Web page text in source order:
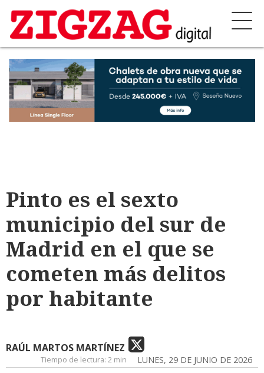
Pinto es el sexto
municipio del sur de
Madrid en el que se
cometen más delitos
por habitante
RAÚL MARTOS MARTÍNEZ
LUNES, 29 DE JUNIO DE 2026
Tiempo de lectura: 2 min